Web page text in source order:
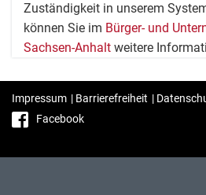
Zuständigkeit in unserem
können Sie im Bürger- und
Sachsen-Anhalt weitere
Impressum | Barrierefreiheit |
Facebook